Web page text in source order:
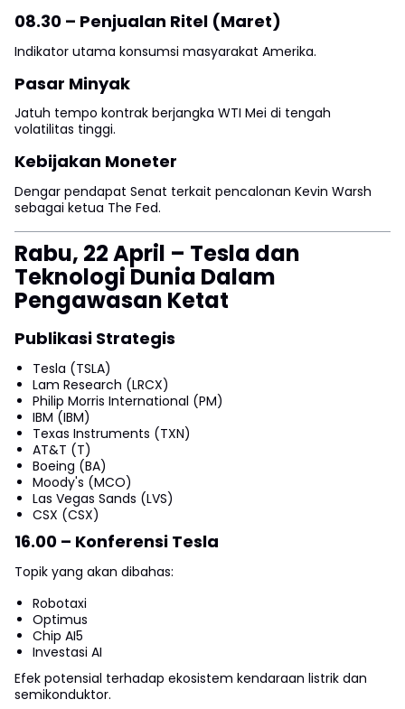
08.30 – Penjualan Ritel (Maret)
Indikator utama konsumsi masyarakat Amerika.
Pasar Minyak
Jatuh tempo kontrak berjangka WTI Mei di tengah
volatilitas tinggi.
Kebijakan Moneter
Dengar pendapat Senat terkait pencalonan Kevin Warsh
sebagai ketua The Fed.
Rabu, 22 April – Tesla dan
Teknologi Dunia Dalam
Pengawasan Ketat
Publikasi Strategis
Tesla (TSLA)
Lam Research (LRCX)
Philip Morris International (PM)
IBM (IBM)
Texas Instruments (TXN)
AT&T (T)
Boeing (BA)
Moody's (MCO)
Las Vegas Sands (LVS)
CSX (CSX)
16.00 – Konferensi Tesla
Topik yang akan dibahas:
Robotaxi
Optimus
Chip AI5
Investasi AI
Efek potensial terhadap ekosistem kendaraan listrik dan
semikonduktor.